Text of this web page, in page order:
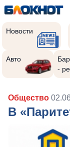
Новости
Авто
-
Общество
В